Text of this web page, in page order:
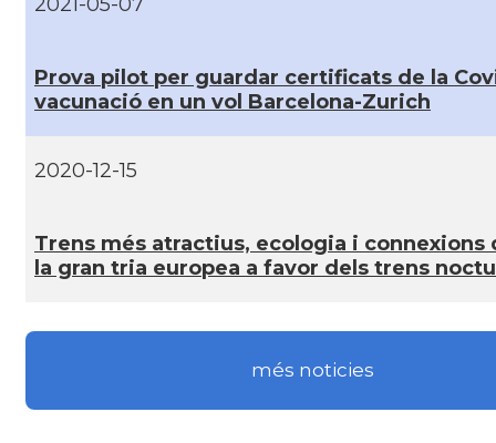
Prova pilot per guardar certificats de la
vacunació en un vol Barcelona-Zurich
2020-12-15
Trens més atractius, ecologia i connexions
la gran tria europea a favor dels trens
més noticies